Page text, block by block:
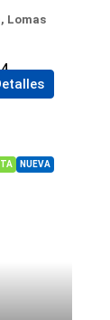
Lomas
4
NUEVA